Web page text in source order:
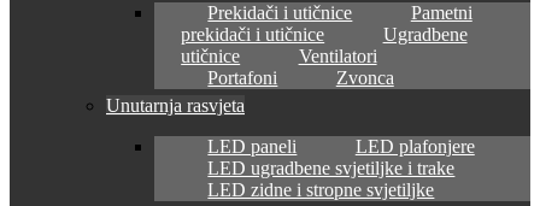
Prekidači i utičnice
Pametni
prekidači i utičnice
Ugradbene
utičnice
Ventilatori
Portafoni
Zvonca
Unutarnja rasvjeta
LED paneli
LED plafonjere
LED ugradbene svjetiljke i trake
LED zidne i stropne svjetiljke